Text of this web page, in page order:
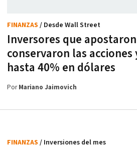
Inversores que
conservaron las
hasta 40% en dólares
FINANZAS / Desde Wall Street
PorMariano Jaimovich
FINANZAS / Inversiones del mes